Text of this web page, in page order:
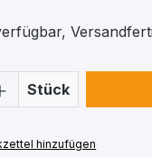
Anzahl:
Stück
hinzufügen